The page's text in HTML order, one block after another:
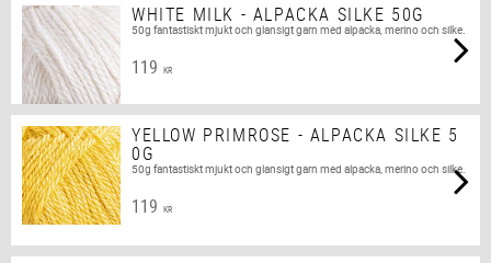
WHITE MILK - ALPACKA SILKE 50G
50g fantastiskt mjukt och glansigt garn med alpacka, merino och silke.
119 KR
YELLOW PRIMROSE - ALPACKA SILKE 5
0G
50g fantastiskt mjukt och glansigt garn med alpacka, merino och silke.
119 KR